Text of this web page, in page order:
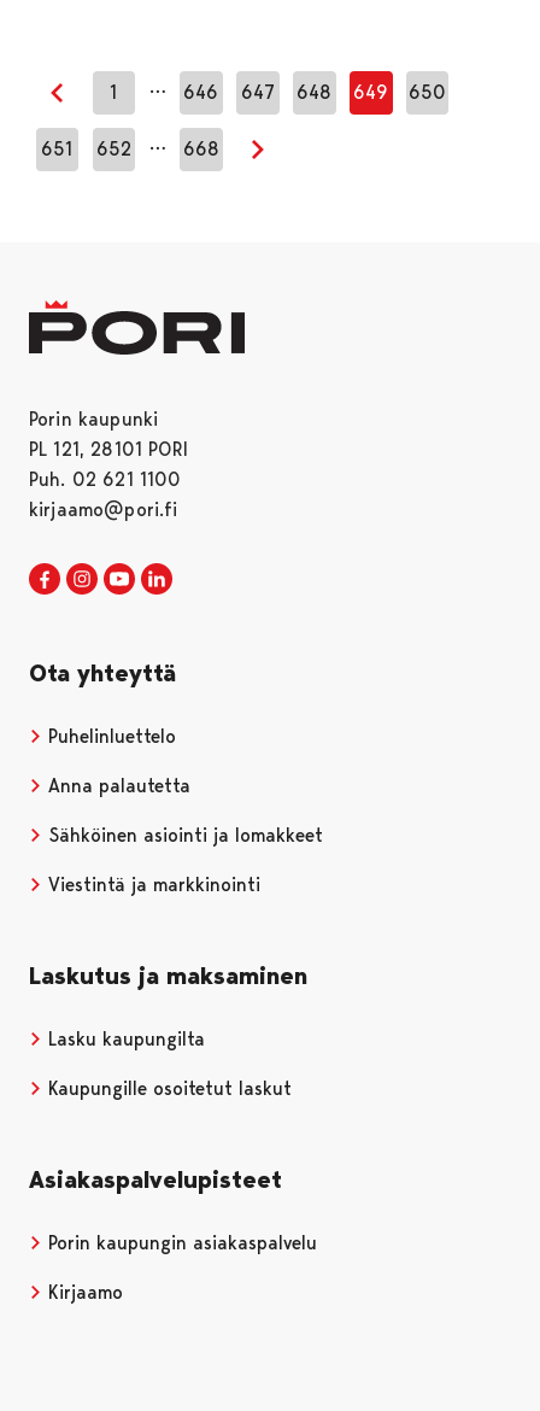
Edellinen sivu
1 … 646 647 648 649 650
651 652 … 668
Seuraava sivu
Porin kaupunki
PL 121, 28101 PORI
Puh. 02 621 1100
kirjaamo@pori.fi
Porin kaupunki Facebookissa
Avautuu uudessa välilehdessä
Porin kaupunki Instagramissa
Avautuu uudessa välilehdessä
Porin kaupunki Youtubessa
Avautuu uudessa välilehdessä
Ota yhteyttä
Puhelinluettelo
Anna palautetta
Sähköinen asiointi ja lomakkeet
Viestintä ja markkinointi
Laskutus ja maksaminen
Lasku kaupungilta
Kaupungille osoitetut laskut
Asiakaspalvelupisteet
Porin kaupungin asiakaspalvelu
Kirjaamo